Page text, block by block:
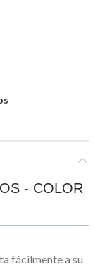
- COLOR
fácilmente a su